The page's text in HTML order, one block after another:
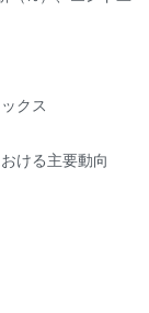
クス
ける主要動向